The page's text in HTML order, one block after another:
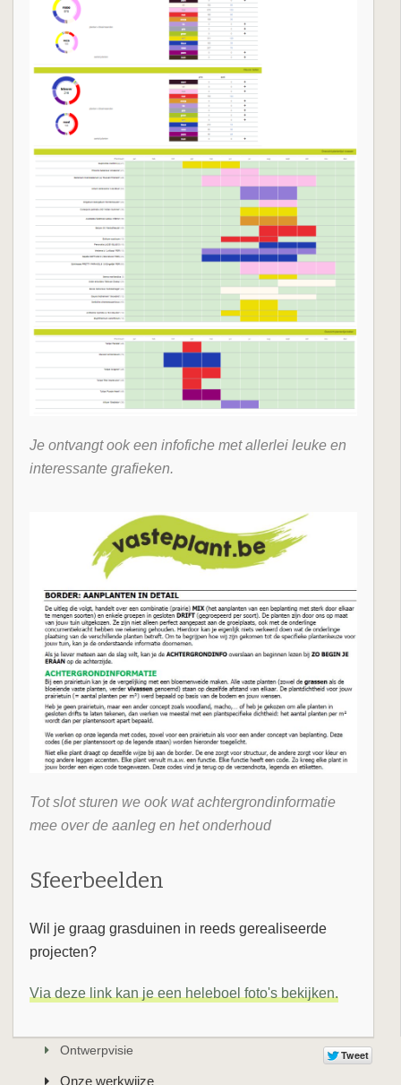
Je ontvangt ook een infofiche met allerlei leuke en
interessante grafieken.
Tot slot sturen we ook wat achtergrondinformatie
mee over de aanleg en het onderhoud
Sfeerbeelden
Wil je graag grasduinen in reeds gerealiseerde
projecten?
Via deze link kan je een heleboel foto's bekijken.
Ontwerpvisie
Onze werkwijze